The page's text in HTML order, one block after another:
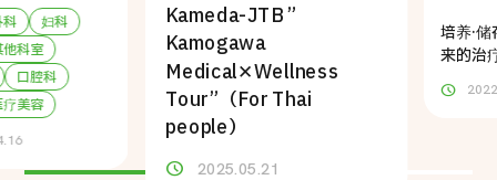
科
妇科
他科室
口腔科
疗美容
Kameda-JTB ”
Kamogawa
Medical✕Wellness
Tour”（For Thai
people）
2025.05.21
培养·
来的治